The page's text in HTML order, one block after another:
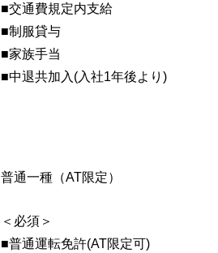
■交通費規定内支給
■制服貸与
■家族手当
■中退共加入(入社1年後より)
普通一種（AT限定）
＜必須＞
■普通運転免許(AT限定可)